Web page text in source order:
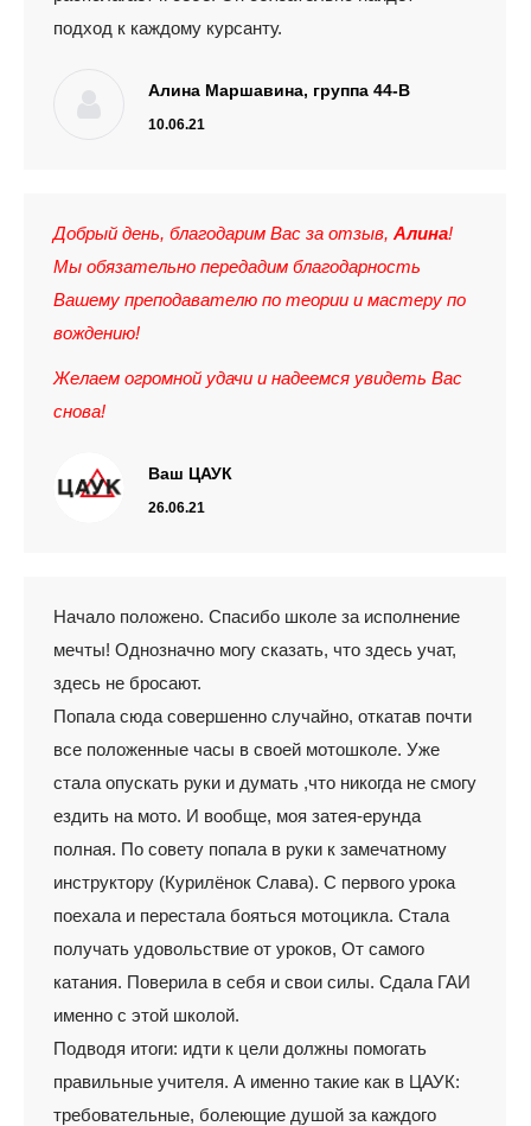
подход к каждому курсанту.
Алина Маршавина, группа 44-В
10.06.21
Добрый день, благодарим Вас за отзыв, Алина!
Мы обязательно передадим благодарность
Вашему преподавателю по теории и мастеру по
вождению!
Желаем огромной удачи и надеемся увидеть Вас
снова!
Ваш ЦАУК
26.06.21
Начало положено. Спасибо школе за исполнение
мечты! Однозначно могу сказать, что здесь учат,
здесь не бросают.
Попала сюда совершенно случайно, откатав почти
все положенные часы в своей мотошколе. Уже
стала опускать руки и думать ,что никогда не смогу
ездить на мото. И вообще, моя затея-ерунда
полная. По совету попала в руки к замечатному
инструктору (Курилёнок Слава). С первого урока
поехала и перестала бояться мотоцикла. Стала
получать удовольствие от уроков, От самого
катания. Поверила в себя и свои силы. Сдала ГАИ
именно с этой школой.
Подводя итоги: идти к цели должны помогать
правильные учителя. А именно такие как в ЦАУК:
требовательные, болеющие душой за каждого